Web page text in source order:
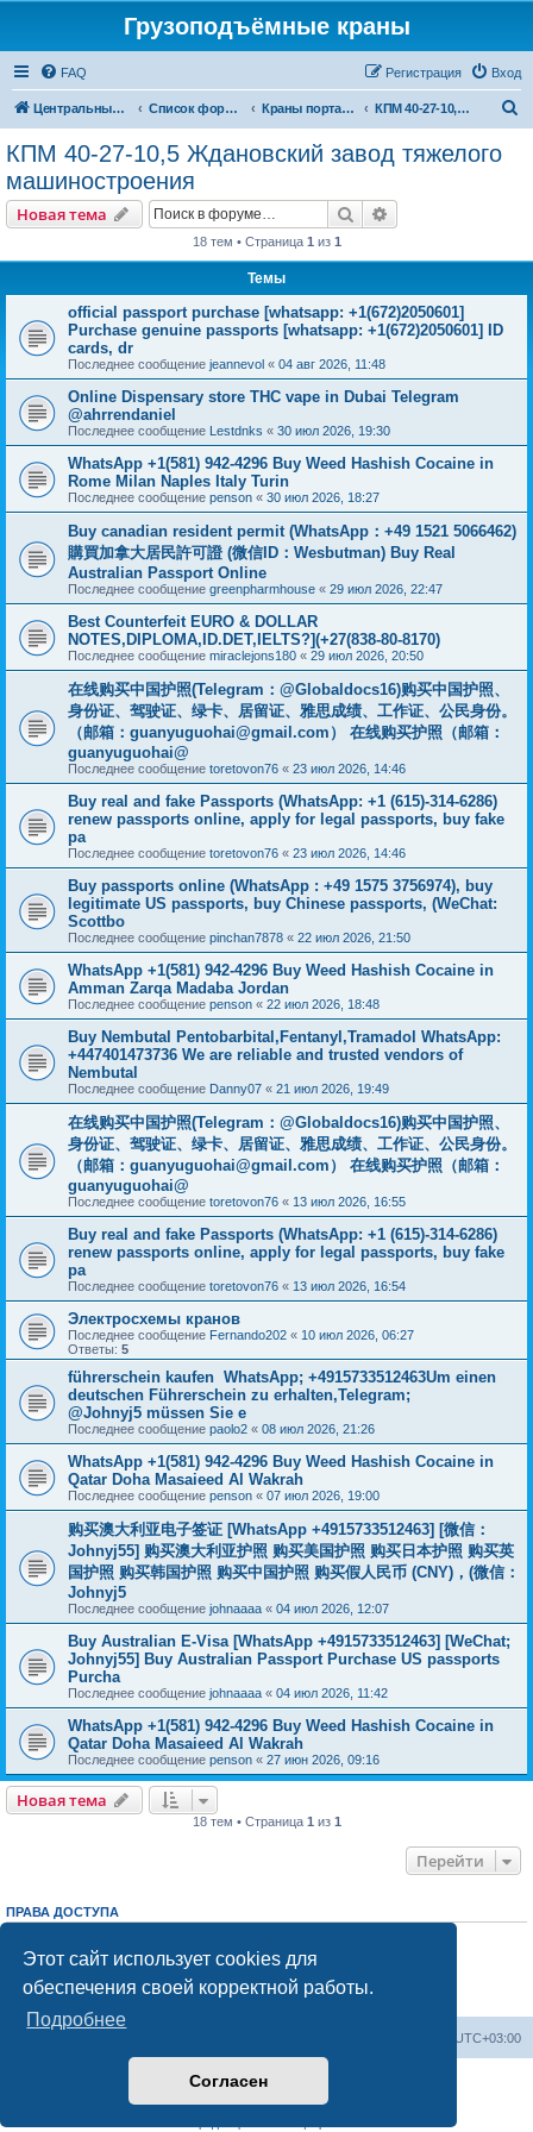
Этот сайт использует cookies для
обеспечения своей корректной работы.
Подробнее
Согласен
Грузоподъёмные краны
FAQ Вход
Регистрация
Центральный сайт Список форумов Краны портальные КПМ 40-27-10,5 Ждановский завод тяжелого машиностроения
КПМ 40-27-10,5 Ждановский завод тяжелого
машиностроения
Новая тема Поиск
18 тем • Страница 1 из 1
Темы
official passport purchase [whatsapp: +1(672)2050601]
Purchase genuine passports [whatsapp: +1(672)2050601] ID
cards, dr
Последнее сообщение jeannevol « 04 авг 2026, 11:48
Online Dispensary store THC vape in Dubai Telegram
@ahrrendaniel
Последнее сообщение Lestdnks « 30 июл 2026, 19:30
WhatsApp +1(581) 942-4296 Buy Weed Hashish Cocaine in
Rome Milan Naples Italy Turin
Последнее сообщение penson « 30 июл 2026, 18:27
Buy canadian resident permit (WhatsApp：+49 1521 5066462)
購買加拿大居民許可證 (微信ID：Wesbutman) Buy Real
Australian Passport Online
Последнее сообщение greenpharmhouse « 29 июл 2026, 22:47
Best Counterfeit EURO & DOLLAR
NOTES,DIPLOMA,ID.DET,IELTS?](+27(838-80-8170)
Последнее сообщение miraclejons180 « 29 июл 2026, 20:50
在线购买中国护照(Telegram：@Globaldocs16)购买中国护照、
身份证、驾驶证、绿卡、居留证、雅思成绩、工作证、公民身份。
（邮箱： guanyuguohai@gmail.com ） 在线购买护照（邮箱：
guanyuguohai@
Последнее сообщение toretovon76 « 23 июл 2026, 14:46
Buy real and fake Passports (WhatsApp: +1 (615)-314-6286)
renew passports online, apply for legal passports, buy fake
pa
Последнее сообщение toretovon76 « 23 июл 2026, 14:46
Buy passports online (WhatsApp : +49 1575 3756974), buy
legitimate US passports, buy Chinese passports, (WeChat:
Scottbo
Последнее сообщение pinchan7878 « 22 июл 2026, 21:50
WhatsApp +1(581) 942-4296 Buy Weed Hashish Cocaine in
Amman Zarqa Madaba Jordan
Последнее сообщение penson « 22 июл 2026, 18:48
Buy Nembutal Pentobarbital,Fentanyl,Tramadol WhatsApp:
+447401473736 We are reliable and trusted vendors of
Nembutal
Последнее сообщение Danny07 « 21 июл 2026, 19:49
在线购买中国护照(Telegram：@Globaldocs16)购买中国护照、
身份证、驾驶证、绿卡、居留证、雅思成绩、工作证、公民身份。
（邮箱： guanyuguohai@gmail.com ） 在线购买护照（邮箱：
guanyuguohai@
Последнее сообщение toretovon76 « 13 июл 2026, 16:55
Buy real and fake Passports (WhatsApp: +1 (615)-314-6286)
renew passports online, apply for legal passports, buy fake
pa
Последнее сообщение toretovon76 « 13 июл 2026, 16:54
Электросхемы кранов
Последнее сообщение Fernando202 « 10 июл 2026, 06:27
Ответы: 5
führerschein kaufen WhatsApp; +4915733512463Um einen
deutschen Führerschein zu erhalten,Telegram;
@Johnyj5 müssen Sie e
Последнее сообщение paolo2 « 08 июл 2026, 21:26
WhatsApp +1(581) 942-4296 Buy Weed Hashish Cocaine in
Qatar Doha Masaieed Al Wakrah
Последнее сообщение penson « 07 июл 2026, 19:00
购买澳大利亚电子签证 [WhatsApp +4915733512463] [微信：
Johnyj55] 购买澳大利亚护照 购买美国护照 购买日本护照 购买英
国护照 购买韩国护照 购买中国护照 购买假人民币 (CNY)，(微信：
Johnyj5
Последнее сообщение johnaaaa « 04 июл 2026, 12:07
Buy Australian E-Visa [WhatsApp +4915733512463] [WeChat;
Johnyj55] Buy Australian Passport Purchase US passports
Purcha
Последнее сообщение johnaaaa « 04 июл 2026, 11:42
WhatsApp +1(581) 942-4296 Buy Weed Hashish Cocaine in
Qatar Doha Masaieed Al Wakrah
Последнее сообщение penson « 27 июн 2026, 09:16
Новая тема
18 тем • Страница 1 из 1
Перейти
ПРАВА ДОСТУПА
Выне можетеотвечать на сообщения
Выне можетередактировать свои сообщения
Выне можетеудалять свои сообщения
добавлять вложения
UTC+03:00
Создано на основеphpBB® Forum Software © phpBB Limited
Русская поддержка phpBB